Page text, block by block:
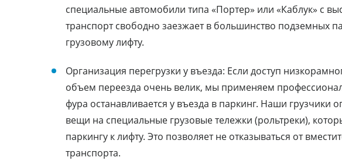
специальные автомобили типа «Портер» или «Каблук» с
транспорт свободно заезжает в большинство подземных
грузовому лифту.
Организация перегрузки у въезда: Если доступ
объем переезда очень велик, мы применяем
фура останавливается у въезда в паркинг. Наши
вещи на специальные грузовые тележки (рольтреки),
паркингу к лифту. Это позволяет не отказываться от
транспорта.